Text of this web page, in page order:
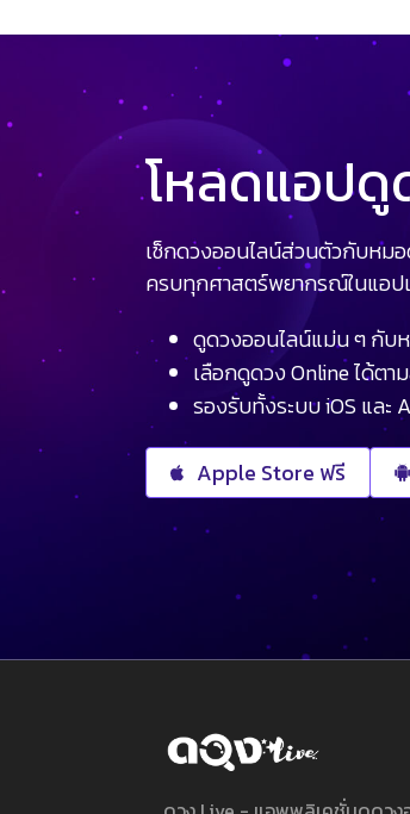
โหลดแอปดู
เช็กดวงออนไลน์ส่วนตัวกับหม
ครบทุกศาสตร์พยากรณ์ในแอป
ดูดวงออนไลน์แม่น ๆ กับ
เลือกดูดวง Online ได้ต
รองรับทั้งระบบ iOS และ
Apple Store ฟรี